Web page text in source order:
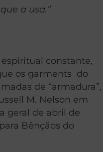
a usa.”
constante,
os garments do
de “armadura”,
M. Nelson em
geral de abril de
Bênçãos do